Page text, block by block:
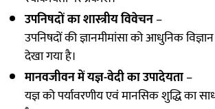
उपनिषदों का शास्त्रीय विवेचन–
उपनिषदों की ज्ञानमीमांसा को आधुनिक
देखा गया है।
मानवजीवन में यज्ञ-वेदी का उपादेयता–
यज्ञ को पर्यावरणीय एवं मानसिक शुद्धि का